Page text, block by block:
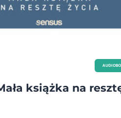
książka na